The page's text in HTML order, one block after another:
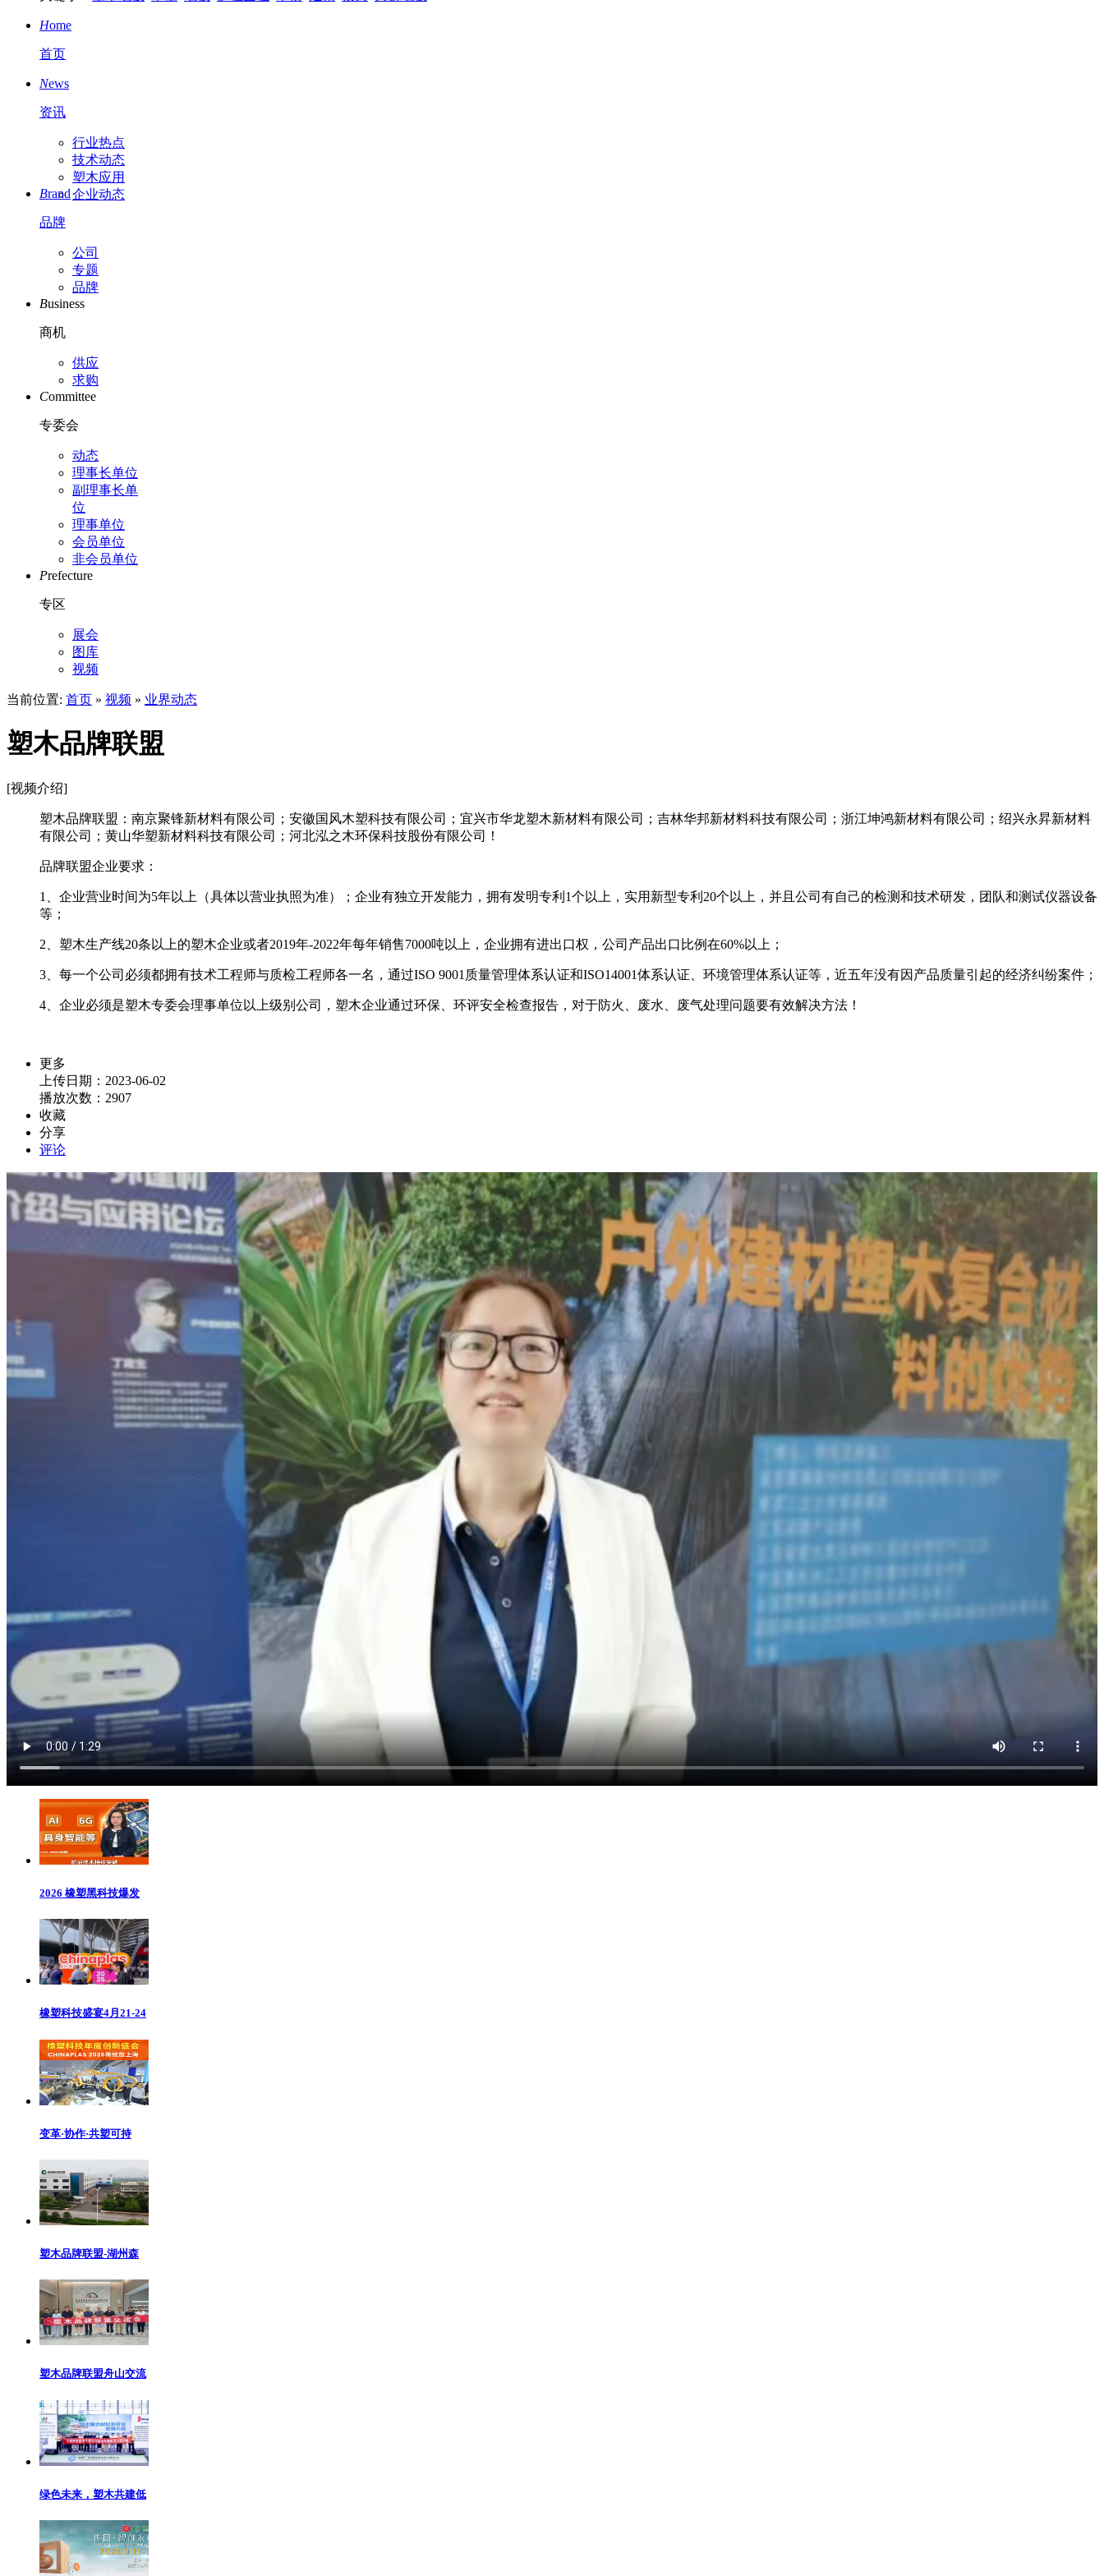
Home
首页
News
资讯
行业热点
技术动态
塑木应用
企业动态
Brand
品牌
公司
专题
品牌
Business
商机
供应
求购
Committee
专委会
动态
理事长单位
副理事长单
位
理事单位
会员单位
非会员单位
Prefecture
专区
展会
图库
视频
当前位置: 首页 » 视频 » 业界动态
塑木品牌联盟
[视频介绍]
塑木品牌联盟：南京聚锋新材料有限公司；安徽国风木塑科技有限公司；宜兴市华龙塑木新材料有限公司；吉林华邦新材料科技有限公司；浙江坤鸿新材料有限公司；绍兴永昇新材料
有限公司；黄山华塑新材料科技有限公司；河北泓之木环保科技股份有限公司！
品牌联盟企业要求：
1、企业营业时间为5年以上（具体以营业执照为准）；企业有独立开发能力，拥有发明专利1个以上，实用新型专利20个以上，并且公司有自己的检测和技术研发，团队和测试仪器设备
等；
2、塑木生产线20条以上的塑木企业或者2019年-2022年每年销售7000吨以上，企业拥有进出口权，公司产品出口比例在60%以上；
3、每一个公司必须都拥有技术工程师与质检工程师各一名，通过ISO 9001质量管理体系认证和ISO14001体系认证、环境管理体系认证等，近五年没有因产品质量引起的经济纠纷案件；
4、企业必须是塑木专委会理事单位以上级别公司，塑木企业通过环保、环评安全检查报告，对于防火、废水、废气处理问题要有效解决方法！
更多
上传日期：2023-06-02
播放次数： 2907
收藏
分享
评论
2026 橡塑黑科技爆发
橡塑科技盛宴4月21-24
变革·协作·共塑可持
塑木品牌联盟-湖州森
塑木品牌联盟舟山交流
绿色未来，塑木共建低